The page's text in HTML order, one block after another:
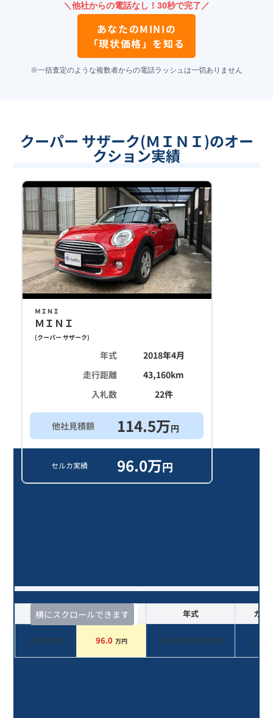
＼他社からの電話なし！30秒で完了／
あなたのMINIの
「現状価格」を知る
※一括査定のような複数者からの電話ラッシュは一切ありません
クーパー サザーク(ＭＩＮＩ)のオー
クション実績
ＭＩＮＩ
ＭＩＮＩ
(クーパー サザーク)
年式
2018年4月
走行距離
43,160km
入札数
22件
他社見積額 114.5万円
セルカ実績 96.0万円
横にスクロールできます
査定時期 セルカ実績 年式 カラ
2025年5月 96.0 万円 2018年 (平成30年) レッド